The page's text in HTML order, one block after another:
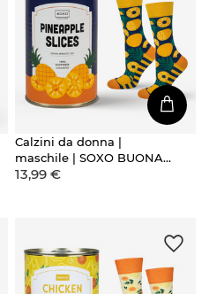
Calzini da donna |
maschile | SOXO BUONA
ROBA | ananas in scatola |
13,99 €